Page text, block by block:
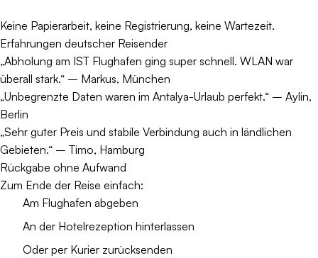
Keine Papierarbeit, keine Registrierung, keine Wartezeit.
Erfahrungen deutscher Reisender
„Abholung am IST Flughafen ging super schnell. WLAN war
überall stark.“ – Markus, München
„Unbegrenzte Daten waren im Antalya-Urlaub perfekt.“ – Aylin,
Berlin
„Sehr guter Preis und stabile Verbindung auch in ländlichen
Gebieten.“ – Timo, Hamburg
Rückgabe ohne Aufwand
Zum Ende der Reise einfach:
Am Flughafen abgeben
An der Hotelrezeption hinterlassen
Oder per Kurier zurücksenden